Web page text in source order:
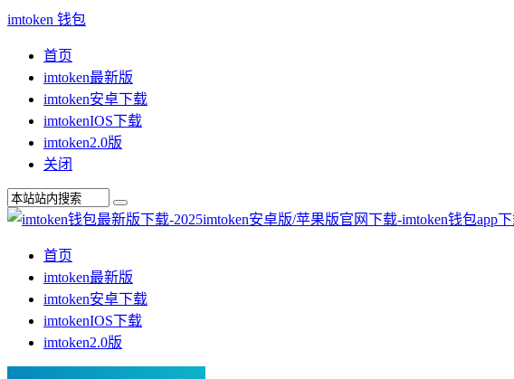
imtoken 钱包
首页
imtoken最新版
imtoken安卓下载
imtokenIOS下载
imtoken2.0版
关闭
首页
imtoken最新版
imtoken安卓下载
imtokenIOS下载
imtoken2.0版